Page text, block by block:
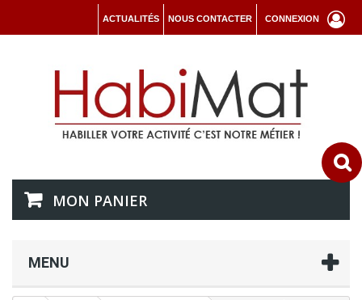
CONNEXION
NOUS CONTACTER
ACTUALITÉS
MON PANIER
MENU